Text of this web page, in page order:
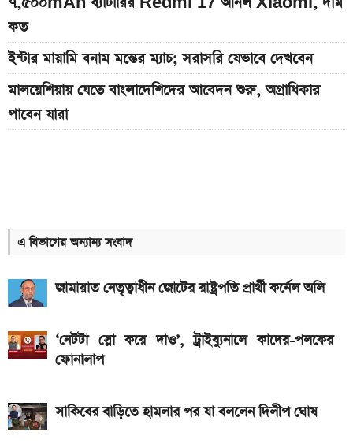
কত
ইন্টার মায়ামি বনাম মন্তের ম্যাচ; সরাসরি যেভাবে দেখবেন
মালয়েশিয়ায় যেতে বাংলাদেশিদের আবেদন শুরু, অগ্রাধিকার
পাবেন যারা
৭,৫০০mAh ব্যাটারি ও ১২০Hz ডিসপ্লে
প্রকাশ হল এসএসসি পরীক্ষার ফল; একক্লিকে ফল দেখুন
এখানে
ও 4G
SSC Result 2026: ফল দেখুন এখানে
iQOO Z11-এ থাকছে ৬.৮৩ ইঞ্চির কার্ভড AMOLED
ডিসপ্লে, থাকছে সরু ফ্রেম
এ বিভাগের অন্যান্য সংবাদ
জামায়াত নেতৃত্বাধীন জোটের রাষ্ট্রপতি প্রার্থী কর্নেল অলি
‘নেটটা স্লো করে দাও’, ট্রাইব্যুনালে কাদের-পলকের
ফোনালাপ
সাকিবের বাড়িতে হামলার পর যা বললেন দিলীপ ঘোষ